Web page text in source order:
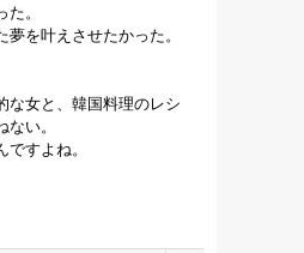
。
を叶えさせたかった。
な女と、韓国料理のレシ
い。
すよね。